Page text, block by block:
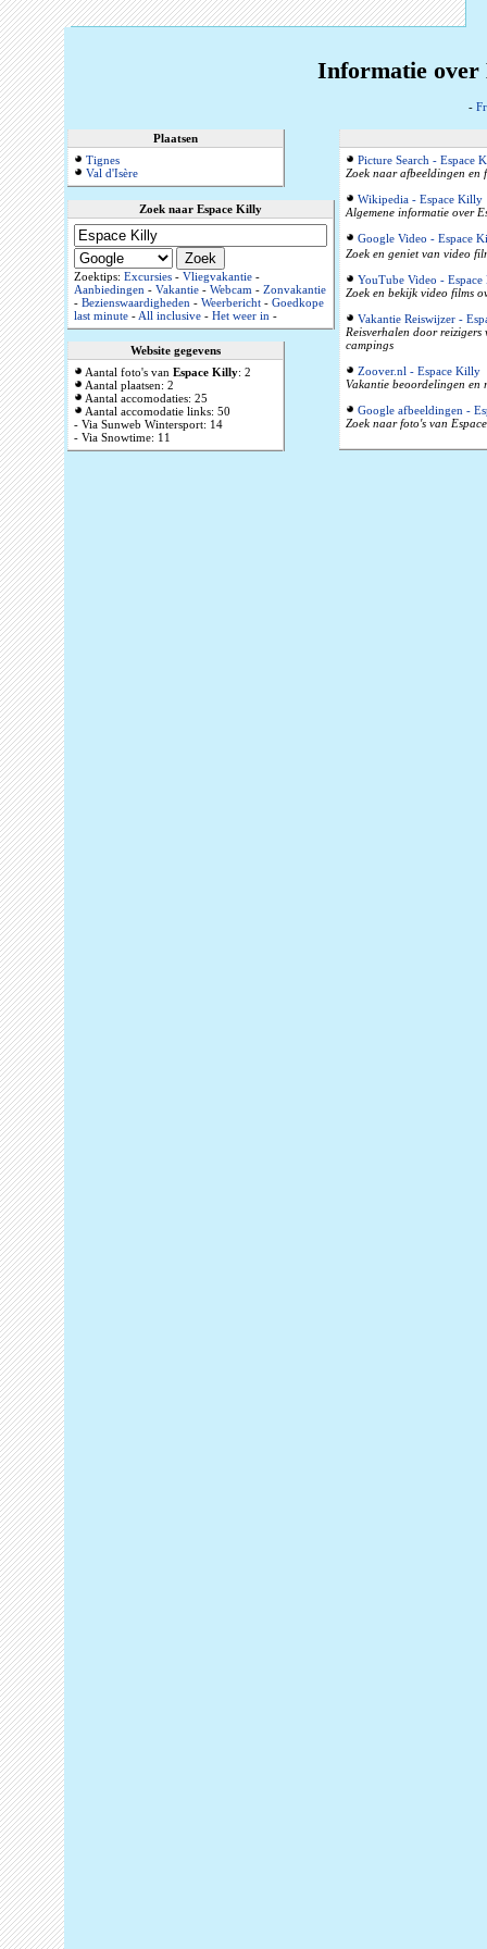
Informatie
-
Plaatsen
Tignes
Val d'Isère
Zoek naar Espace Killy
Zoektips: Excursies- Vliegvakantie-
Aanbiedingen- Vakantie- Webcam- Zonvakantie
- Bezienswaardigheden- Weerbericht- Goedkope
last minute-All inclusive- Het weer in-
Website gegevens
Aantal foto's van Espace Killy: 2
Aantal plaatsen: 2
Aantal accomodaties: 25
Aantal accomodatie links: 50
- Via Sunweb Wintersport: 14
- Via Snowtime: 11
Picture Search - Espace
Zoek naar afbeeldingen en
Wikipedia - Espace Killy
Algemene informatie over
Google Video - Espace
Zoek en geniet van video
YouTube Video -
Zoek en bekijk video films
Vakantie Reiswijzer -
Reisverhalen door reizigers
campings
Zoover.nl - Espace Killy
Vakantie beoordelingen en
Google afbeeldingen -
Zoek naar foto's van